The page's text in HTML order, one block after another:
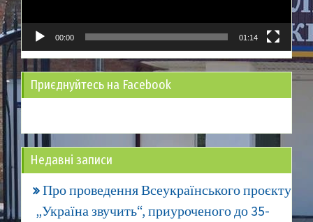
00:00 01:14
Приєднуйтесь на Facebook
Недавні записи
Про проведення Всеукраїнського проєкту
„Україна звучить“, приуроченого до 35-